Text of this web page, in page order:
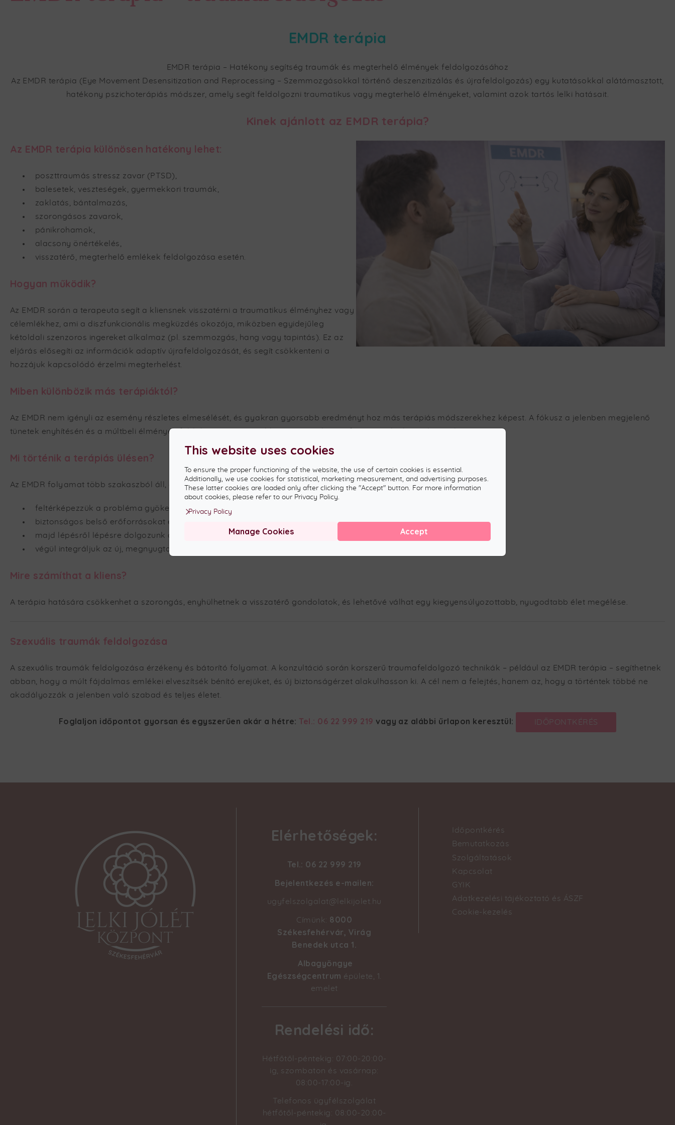
EMDR terápia
EMDR terápia – Hatékony segítség traumák és megterhelő élmények feldolgozásához
Az EMDR terápia (Eye Movement Desensitization and Reprocessing – Szemmozgásokkal történő deszenzitizálás és újrafeldolgozás) egy kutatásokkal alátámasztott,
hatékony pszichoterápiás módszer, amely segít feldolgozni traumatikus vagy megterhelő élményeket, valamint azok tartós lelki hatásait.
Kinek ajánlott az EMDR terápia?
Az EMDR terápia különösen hatékony lehet:
poszttraumás stressz zavar (PTSD),
balesetek, veszteségek, gyermekkori traumák,
zaklatás, bántalmazás,
szorongásos zavarok,
pánikrohamok,
alacsony önértékelés,
visszatérő, megterhelő emlékek feldolgozása esetén.
Hogyan működik?
Az EMDR során a terapeuta segít a kliensnek visszatérni a traumatikus élményhez vagy
célemlékhez, ami a diszfunkcionális megküzdés okozója, miközben egyidejűleg
kétoldali szenzoros ingereket alkalmaz (pl. szemmozgás, hang vagy tapintás). Ez az
eljárás elősegíti az információk adaptív újrafeldolgozását, és segít csökkenteni a
hozzájuk kapcsolódó érzelmi megterhelést.
Miben különbözik más terápiáktól?
Az EMDR nem igényli az esemény részletes elmesélését, és gyakran gyorsabb eredményt hoz más terápiás módszerekhez képest. A fókusz a jelenben megjelenő
tünetek enyhítésén és a múltbeli élmények feldolgozásán van, a kliens saját belső erőforrásainak aktivizálásával.
Mi történik a terápiás ülésen?
Az EMDR folyamat több szakaszból áll, amelyek során:
feltérképezzük a probléma gyökerét,
biztonságos belső erőforrásokat építünk,
majd lépésről lépésre dolgozunk a megterhelő emlékek feldolgozásán,
végül integráljuk az új, megnyugtatóbb élményeket.
Mire számíthat a kliens?
A terápia hatására csökkenhet a szorongás, enyhülhetnek a visszatérő gondolatok, és lehetővé válhat egy kiegyensúlyozottabb, nyugodtabb élet megélése.
Szexuális traumák feldolgozása
A szexuális traumák feldolgozása érzékeny és bátorító folyamat. A konzultáció során korszerű traumafeldolgozó technikák – például az EMDR terápia – segíthetnek
abban, hogy a múlt fájdalmas emlékei elveszítsék bénító erejüket, és új biztonságérzet alakulhasson ki. A cél nem a felejtés, hanem az, hogy a történtek többé ne
akadályozzák a jelenben való szabad és teljes életet.
Foglaljon időpontot gyorsan és egyszerűen akár a hétre: Tel.: 06 22 999 219 vagy az alábbi űrlapon keresztül: IDŐPONTKÉRÉS
Elérhetőségek:
Tel.: 06 22 999 219
Bejelentkezés e-mailen:
ugyfelszolgalat@lelkijolet.hu
Címünk: 8000
Székesfehérvár, Virág
Benedek utca 1
Albagyöngye
Egészségcentrum épülete, 1.
emelet
Rendelési idő:
Hétfőtől-péntekig: 07:00-20:00-
ig, szombaton és vasárnap:
08:00-17:00-ig.
Telefonos ügyfélszolgálat
hétfőtől-péntekig: 08:00-20:00-
Footer
menu
Időpontkérés
Bemutatkozás
Szolgáltatások
Kapcsolat
GYIK
Adatkezelési tájékoztató és ÁSZF
Cookie-kezelés
This website uses cookies
To ensure the proper functioning of the website, the use of certain cookies is essential.
Additionally, we use cookies for statistical, marketing measurement, and advertising purposes.
These latter cookies are loaded only after clicking the "Accept" button. For more information
about cookies, please refer to our Privacy Policy.
Privacy Policy
Manage Cookies Accept